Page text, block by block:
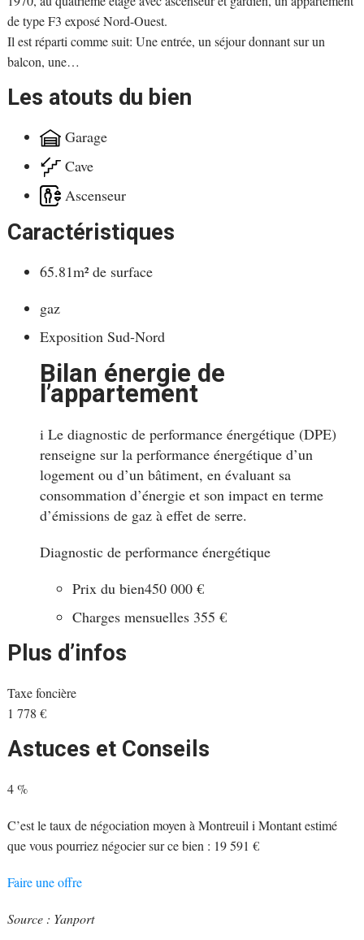
de type F3 exposé Nord-Ouest.
Il est réparti comme suit: Une entrée, un séjour donnant sur un
balcon, une…
Les atouts du bien
Garage
Cave
Ascenseur
Caractéristiques
65.81m² de surface
gaz
Exposition Sud-Nord
Bilan énergie de
l’appartement
i Le diagnostic de performance énergétique (DPE)
renseigne sur la performance énergétique d’un
logement ou d’un bâtiment, en évaluant sa
consommation d’énergie et son impact en terme
d’émissions de gaz à effet de serre.
Diagnostic de performance énergétique
Prix du bien450 000 €
Charges mensuelles355 €
Plus d’infos
Taxe foncière
1 778 €
Astuces et Conseils
4 %
C’est le taux de négociation moyen à Montreuil i Montant estimé
que vous pourriez négocier sur ce bien : 19 591 €
Faire une offre
Source : Yanport